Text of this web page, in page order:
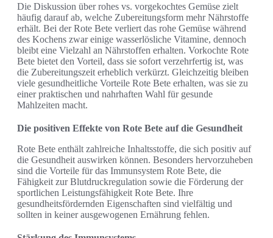
Die Diskussion über rohes vs. vorgekochtes Gemüse zielt
häufig darauf ab, welche Zubereitungsform mehr Nährstoffe
erhält. Bei der Rote Bete verliert das rohe Gemüse während
des Kochens zwar einige wasserlösliche Vitamine, dennoch
bleibt eine Vielzahl an Nährstoffen erhalten. Vorkochte Rote
Bete bietet den Vorteil, dass sie sofort verzehrfertig ist, was
die Zubereitungszeit erheblich verkürzt. Gleichzeitig bleiben
viele gesundheitliche Vorteile Rote Bete erhalten, was sie zu
einer praktischen und nahrhaften Wahl für gesunde
Mahlzeiten macht.
Die positiven Effekte von Rote Bete auf die Gesundheit
Rote Bete enthält zahlreiche Inhaltsstoffe, die sich positiv auf
die Gesundheit auswirken können. Besonders hervorzuheben
sind die Vorteile für das Immunsystem Rote Bete, die
Fähigkeit zur Blutdruckregulation sowie die Förderung der
sportlichen Leistungsfähigkeit Rote Bete. Ihre
gesundheitsfördernden Eigenschaften sind vielfältig und
sollten in keiner ausgewogenen Ernährung fehlen.